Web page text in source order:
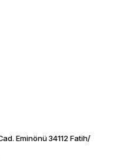
Eminönü 34112 Fatih/